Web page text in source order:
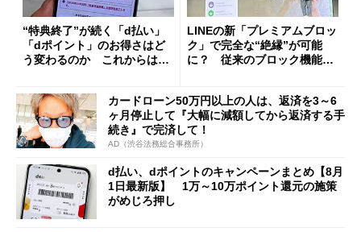
“特典終了”が続く「d払い」
「dポイント」のお得さはど
う変わるのか これからは
LINEの新「プレミアムブロッ
ク」で完全な“絶縁”が可能
に？ 従来のブロック機能と
カードローン50万円以上の人は、返済を3～6
ヶ月停止して『大幅に減額してから返済する手
続き』で完済して！
AD（渋谷法務総合事務所）
d払い、dポイントのキャンペーンまとめ【8月
1日最新版】 1万～10万ポイント還元の施策
がめじろ押し